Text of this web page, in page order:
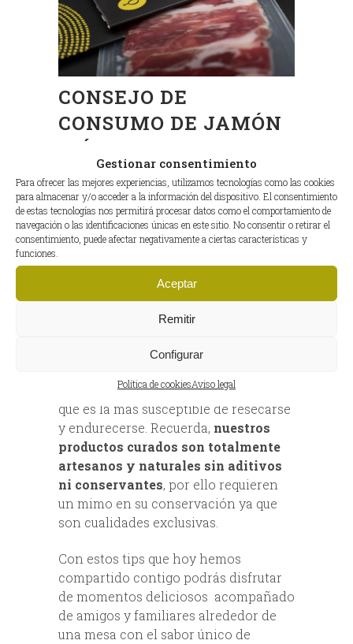
Gestionar consentimiento
Para ofrecer las mejores experiencias, utilizamos tecnologías como las cookies
para almacenar y/o acceder a la información del dispositivo. El consentimiento
de estas tecnologías nos permitirá procesar datos como el comportamiento de
navegación o las identificaciones únicas en este sitio. No consentir o retirar el
consentimiento, puede afectar negativamente a ciertas características y
funciones.
Aceptar
Remitir
Configurar
Política de cookiesAviso legal
CONSEJO DE
CONSUMO DE JAMÓN
IBÉRICO EN VERANO
Cuando se corte y se consuma es
imprescindible saber que aljamónno
le debe de dar el mínimo aire, por eso
mismo recomendamos cortar lo que
lonchas demasiado tiempo en el plato,
pues con el calor el jamón comenzará
a sudar y a perder su aroma y sabor.
Otro consejo muy útil que podemos
ibérico por la parte más estrecha, ya
que es la más susceptible de resecarse
y endurecerse. Recuerda, nuestros
productos curados son totalmente
artesanos y naturales sin aditivos
ni conservantes, por ello requieren
un mimo en su conservación ya que
son cualidades exclusivas.
Con estos tips que hoy hemos
compartido contigo podrás disfrutar
de momentos deliciosos acompañado
de amigos y familiares alrededor de
una mesa con el sabor único de